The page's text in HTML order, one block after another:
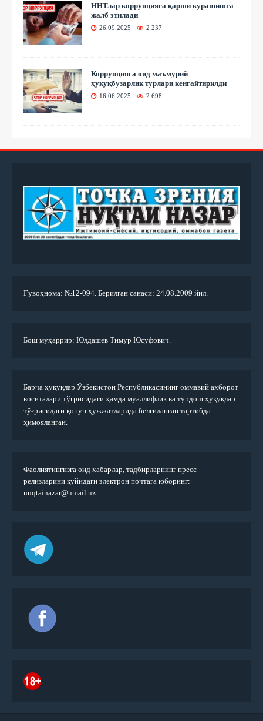
ННТлар коррупцияга қарши курашишга
жалб этилади
26.09.2025 2 237
Коррупцияга оид маъмурий
ҳуқуқбузарлик турлари кенгайтирилди
16.06.2025 2 698
Гувоҳнома: №12-094. Берилган санаси: 24.08.2009 йил.
Бош муҳаррир: Юлдашев Тимур Юсуфович.
Барча ҳуқуқлар Ўзбекистон Республикасининг оммавий ахборот
воситалари тўғрисидаги ҳамда муаллифлик ва турдош ҳуқуқлар
тўғрисидаги қонун ҳужжатларида белгиланган тартибда
ҳимояланган.
Фаолиятингизга оид хабарлар, тадбирларнинг пресс-
релизларини қуйидаги электрон почтага юборинг:
nuqtainazar@umail.uz.